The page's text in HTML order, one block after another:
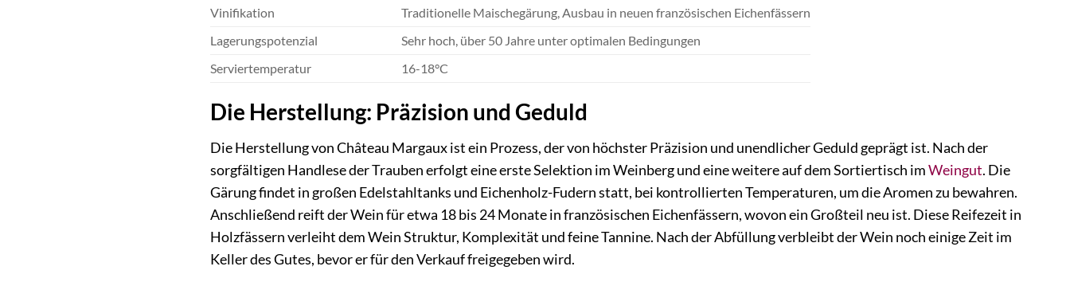
Vinifikation
Traditionelle Maischegärung, Ausbau in neuen französischen Eichenfässern
Lagerungspotenzial
Sehr hoch, über 50 Jahre unter optimalen Bedingungen
Serviertemperatur
16-18°C
Die Herstellung: Präzision und Geduld
Die Herstellung von Château Margaux ist ein Prozess, der von höchster Präzision und unendlicher Geduld geprägt ist. Nach der
sorgfältigen Handlese der Trauben erfolgt eine erste Selektion im Weinberg und eine weitere auf dem Sortiertisch imWeingut. Die
Gärung findet in großen Edelstahltanks und Eichenholz-Fudern statt, bei kontrollierten Temperaturen, um die Aromen zu bewahren.
Anschließend reift der Wein für etwa 18 bis 24 Monate in französischen Eichenfässern, wovon ein Großteil neu ist. Diese Reifezeit in
Holzfässern verleiht dem Wein Struktur, Komplexität und feine Tannine. Nach der Abfüllung verbleibt der Wein noch einige Zeit im
Keller des Gutes, bevor er für den Verkauf freigegeben wird.